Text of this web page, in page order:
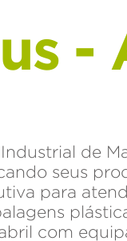
-
de
seus
para
com